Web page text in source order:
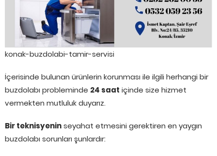
konak-buzdolabi-tamir-servisi
İçerisinde bulunan ürünlerin korunması ile ilgili herhangi bir
buzdolabı probleminde 24 saat içinde size hizmet
vermekten mutluluk duyarız.
Bir teknisyeninseyahat etmesini gerektiren en yaygın
buzdolabı sorunları şunlardır: